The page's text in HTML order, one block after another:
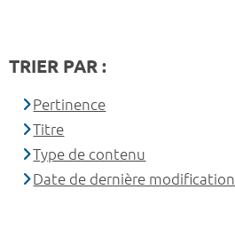
TRIER PAR :
Pertinence
Titre
Type de contenu
Date de dernière modification